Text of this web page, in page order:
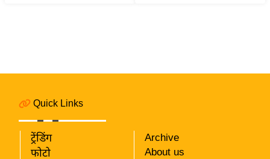
स
चु
ना
Quick Links
ट्रेंडिंग
फोटो
Archive
About us